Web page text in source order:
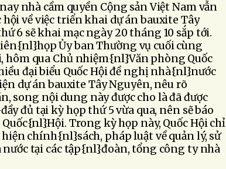
nhà cầm quyền Cộng sản Việt Nam vẫn
hội về việc triển khai dự án bauxite Tây
6 sẽ khai mạc ngày 20 tháng 10 sắp tới.
Ủy ban Thường vụ cuối cùng
hôm qua Chủ nhiệm{nl}Văn phòng Quốc
đại biểu Quốc Hội đề nghị nhà{nl}nước
dự án bauxite Tây Nguyên, nêu rõ
song nội dung này được cho là đã được
đủ tại kỳ họp thứ 5 vừa qua, nên sẽ báo
Quốc{nl}Hội. Trong kỳ họp này, Quốc Hội chỉ
chính{nl}sách, pháp luật về quản lý, sử
nước tại các tập{nl}đoàn, tổng công ty nhà